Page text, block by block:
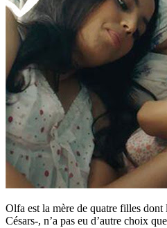
Olfa est la mère de quatre filles
Césars-, n’a pas eu d’autre choix